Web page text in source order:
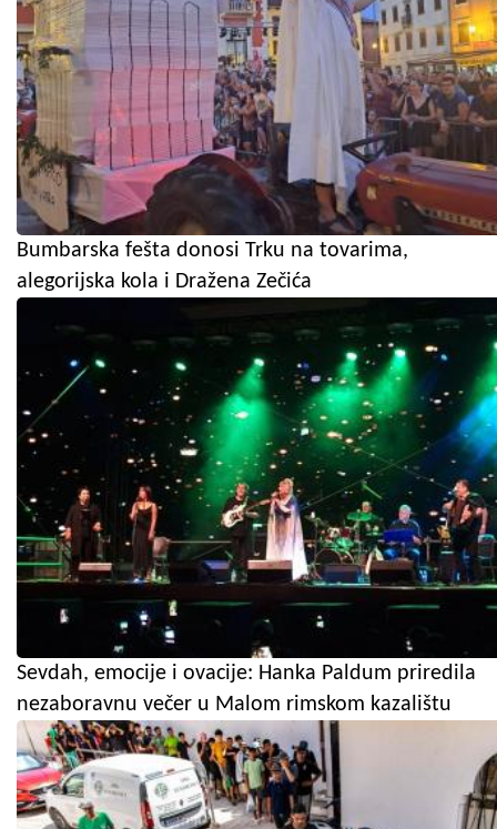
Bumbarska fešta donosi Trku na tovarima,
alegorijska kola i Dražena Zečića
Sevdah, emocije i ovacije: Hanka Paldum priredila
nezaboravnu večer u Malom rimskom kazalištu